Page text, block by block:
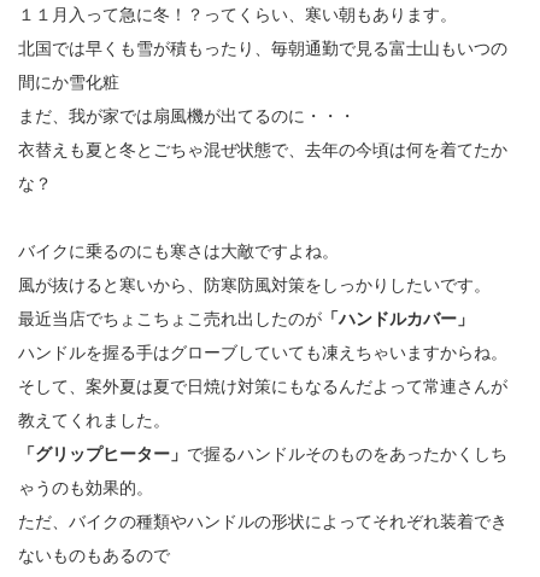
１１月入って急に冬！？ってくらい、寒い朝もあります。
北国では早くも雪が積もったり、毎朝通勤で見る富士山もいつの
間にか雪化粧
まだ、我が家では扇風機が出てるのに・・・
衣替えも夏と冬とごちゃ混ぜ状態で、去年の今頃は何を着てたか
な？
バイクに乗るのにも寒さは大敵ですよね。
風が抜けると寒いから、防寒防風対策をしっかりしたいです。
最近当店でちょこちょこ売れ出したのが 「ハンドルカバー」
ハンドルを握る手はグローブしていても凍えちゃいますからね。
そして、案外夏は夏で日焼け対策にもなるんだよって常連さんが
教えてくれました。
「グリップヒーター」 で握るハンドルそのものをあったかくしち
ゃうのも効果的。
ただ、バイクの種類やハンドルの形状によってそれぞれ装着でき
ないものもあるので